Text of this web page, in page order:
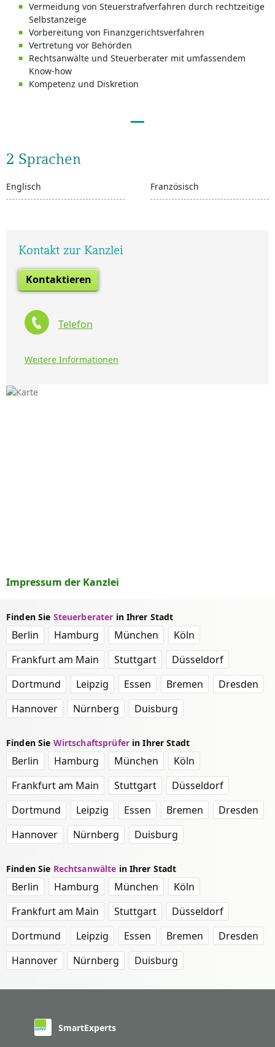
Vermeidung von Steuerstrafverfahren durch rechtzeitige
Selbstanzeige
Vorbereitung von Finanzgerichtsverfahren
Vertretung vor Behörden
Rechtsanwälte und Steuerberater mit umfassendem
Know-how
Kompetenz und Diskretion
2 Sprachen
Englisch Französisch
Kontakt zur Kanzlei
Kontaktieren
Telefon
Weitere Informationen
Impressum der Kanzlei
Finden Sie Steuerberater in Ihrer Stadt
Berlin Hamburg München
Köln
Frankfurt am Main
Stuttgart
Düsseldorf
Dortmund
Leipzig Essen Bremen
Dresden
Hannover
Nürnberg Duisburg
Finden Sie Wirtschaftsprüferin Ihrer Stadt
Berlin Hamburg München
Köln
Frankfurt am Main
Stuttgart
Düsseldorf
Dortmund
Leipzig Essen Bremen
Dresden
Hannover
Nürnberg Duisburg
Finden Sie Rechtsanwälte in Ihrer Stadt
Berlin Hamburg München
Köln
Frankfurt am Main
Stuttgart
Düsseldorf
Dortmund
Leipzig Essen Bremen
Dresden
Hannover
Nürnberg Duisburg
SmartExperts